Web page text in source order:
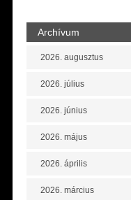
Archívum
2026. augusztus
2026. július
2026. június
2026. május
2026. április
2026. március